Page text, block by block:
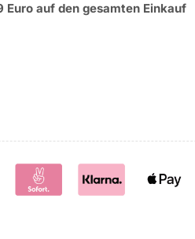
Euro auf den gesamten Einkauf